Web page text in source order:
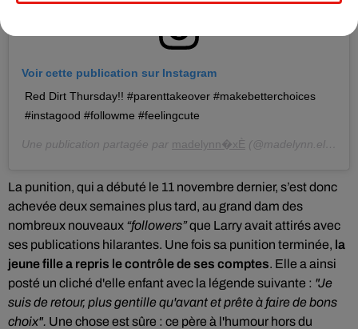
Voir cette publication sur Instagram
Red Dirt Thursday!! #parenttakeover #makebetterchoices
#instagood #followme #feelingcute
Une publication partagée par madelynn�xÈ (@madelynn.ellagrace) le
La punition, qui a débuté le 11 novembre dernier, s’est donc
achevée deux semaines plus tard, au grand dam des
nombreux nouveaux “followers”que Larry avait attirés avec
ses publications hilarantes. Une fois sa punition terminée, la
jeune fille a repris le contrôle de ses comptes. Elle a ainsi
posté un cliché d'elle enfant avec la légende suivante : "Je
suis de retour, plus gentille qu'avant et prête à faire de bons
choix". Une chose est sûre : ce père à l'humour hors du